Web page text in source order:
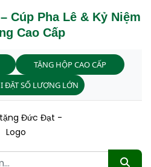
Cúp Pha Lê & Kỷ Niệm
Cao Cấp
TẶNG HỘP CAO CẤP
ĐẶT SỐ LƯỢNG LỚN